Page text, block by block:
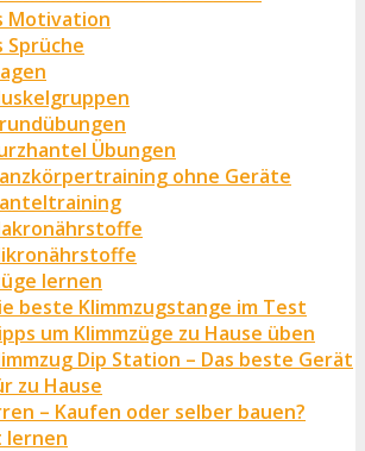
Motivation
Sprüche
Übungen
ohne Geräte
lernen
beste Klimmzugstange im Test
um Klimmzüge zu Hause üben
Dip Station – Das beste Gerät
zu Hause
– Kaufen oder selber bauen?
lernen